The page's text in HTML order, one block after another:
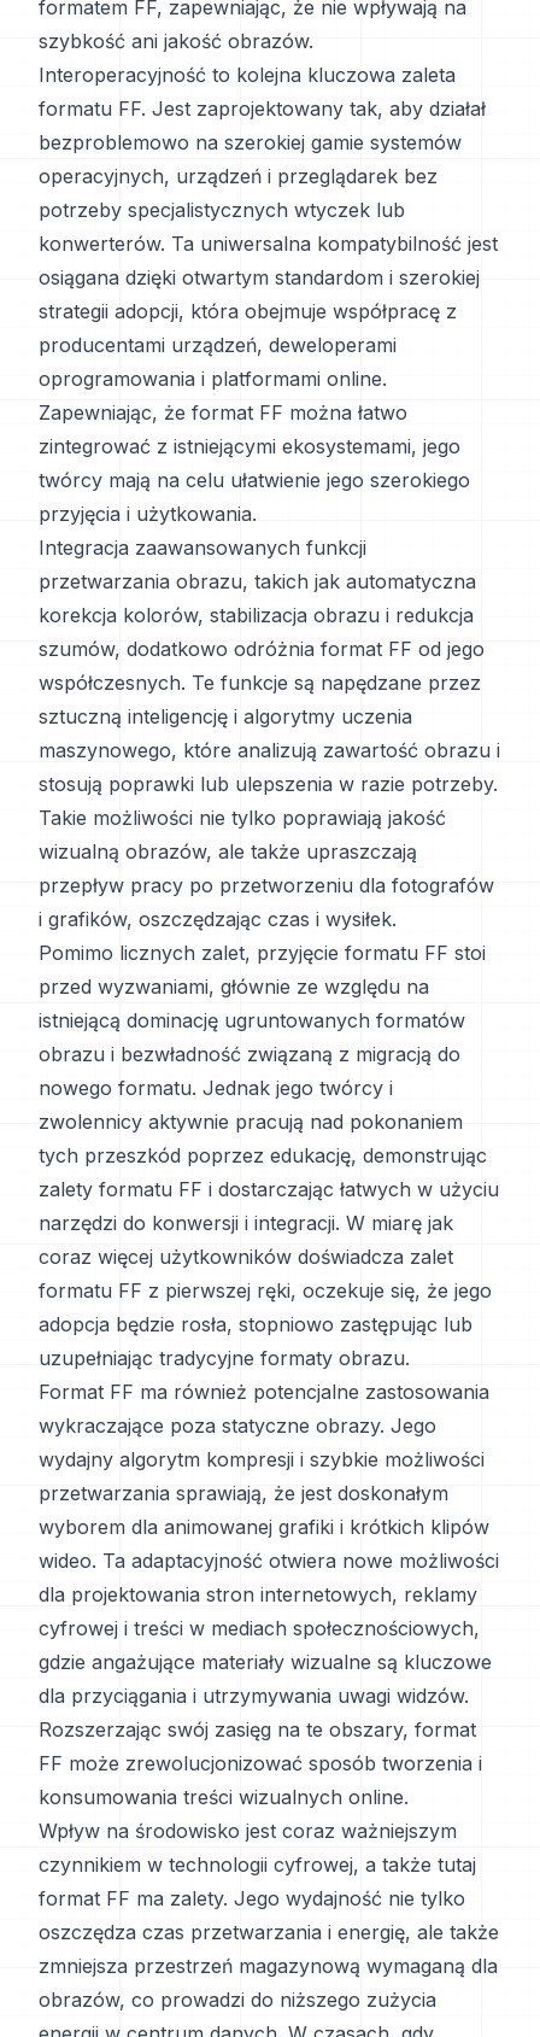
formatem FF, zapewniając, że nie wpływają na
szybkość ani jakość obrazów.
Interoperacyjność to kolejna kluczowa zaleta
formatu FF. Jest zaprojektowany tak, aby działał
bezproblemowo na szerokiej gamie systemów
operacyjnych, urządzeń i przeglądarek bez
potrzeby specjalistycznych wtyczek lub
konwerterów. Ta uniwersalna kompatybilność jest
osiągana dzięki otwartym standardom i szerokiej
strategii adopcji, która obejmuje współpracę z
producentami urządzeń, deweloperami
oprogramowania i platformami online.
Zapewniając, że format FF można łatwo
zintegrować z istniejącymi ekosystemami, jego
twórcy mają na celu ułatwienie jego szerokiego
przyjęcia i użytkowania.
Integracja zaawansowanych funkcji
przetwarzania obrazu, takich jak automatyczna
korekcja kolorów, stabilizacja obrazu i redukcja
szumów, dodatkowo odróżnia format FF od jego
współczesnych. Te funkcje są napędzane przez
sztuczną inteligencję i algorytmy uczenia
maszynowego, które analizują zawartość obrazu i
stosują poprawki lub ulepszenia w razie potrzeby.
Takie możliwości nie tylko poprawiają jakość
wizualną obrazów, ale także upraszczają
przepływ pracy po przetworzeniu dla fotografów
i grafików, oszczędzając czas i wysiłek.
Pomimo licznych zalet, przyjęcie formatu FF stoi
przed wyzwaniami, głównie ze względu na
istniejącą dominację ugruntowanych formatów
obrazu i bezwładność związaną z migracją do
nowego formatu. Jednak jego twórcy i
zwolennicy aktywnie pracują nad pokonaniem
tych przeszkód poprzez edukację, demonstrując
zalety formatu FF i dostarczając łatwych w użyciu
narzędzi do konwersji i integracji. W miarę jak
coraz więcej użytkowników doświadcza zalet
formatu FF z pierwszej ręki, oczekuje się, że jego
adopcja będzie rosła, stopniowo zastępując lub
uzupełniając tradycyjne formaty obrazu.
Format FF ma również potencjalne zastosowania
wykraczające poza statyczne obrazy. Jego
wydajny algorytm kompresji i szybkie możliwości
przetwarzania sprawiają, że jest doskonałym
wyborem dla animowanej grafiki i krótkich klipów
wideo. Ta adaptacyjność otwiera nowe możliwości
dla projektowania stron internetowych, reklamy
cyfrowej i treści w mediach społecznościowych,
gdzie angażujące materiały wizualne są kluczowe
dla przyciągania i utrzymywania uwagi widzów.
Rozszerzając swój zasięg na te obszary, format
FF może zrewolucjonizować sposób tworzenia i
konsumowania treści wizualnych online.
Wpływ na środowisko jest coraz ważniejszym
czynnikiem w technologii cyfrowej, a także tutaj
format FF ma zalety. Jego wydajność nie tylko
oszczędza czas przetwarzania i energię, ale także
zmniejsza przestrzeń magazynową wymaganą dla
obrazów, co prowadzi do niższego zużycia